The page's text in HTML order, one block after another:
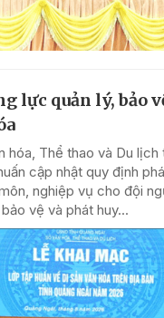
lực quản lý, bảo
hóa, Thể thao và Du lịch
cập nhật quy định
nghiệp vụ cho đội
vệ và phát huy...